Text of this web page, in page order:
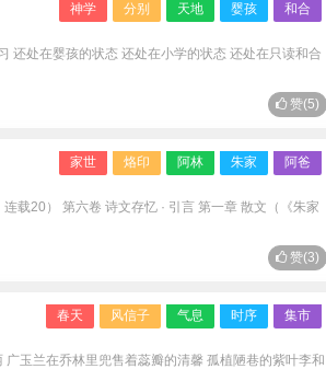
神学 分别 天地 婴孩 和合
还处在婴孩的状态 还处在小学的状态 还处在只读和合
赞(5)
家世 烙印 阿林 朱家 阿爸
载20） 第六卷 诗文存忆 · 引言 第一章 散文（《朱家
赞(3)
春天 风信子 气息 时序 集市
玉兰在乔林里兜售着蕊瓣的清馨 孤植陋巷的紫叶李和